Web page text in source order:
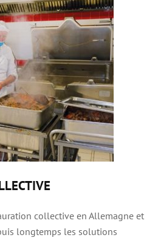
collective en Allemagne et
longtemps les solutions